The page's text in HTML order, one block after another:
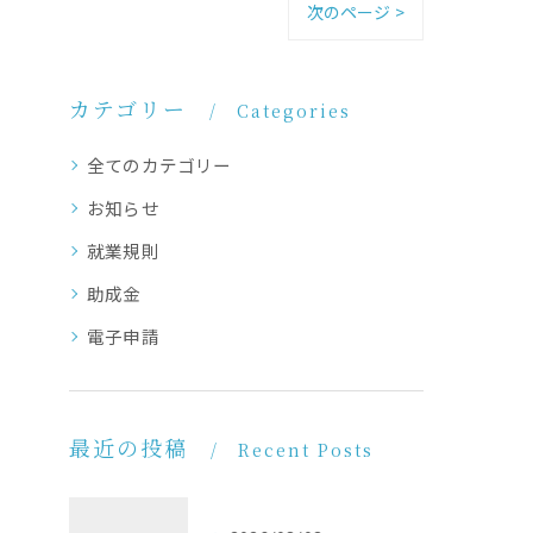
次のページ >
カテゴリー Categories
全てのカテゴリー
お知らせ
就業規則
助成金
電子申請
最近の投稿 Recent Posts